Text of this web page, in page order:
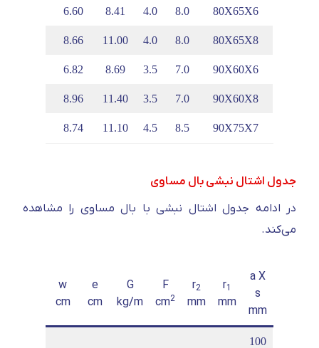
80X65X6
8.0
4.0
8.41
6.60
80X65X8
8.0
4.0
11.00
8.66
90X60X6
7.0
3.5
8.69
6.82
90X60X8
7.0
3.5
11.40
8.96
90X75X7
8.5
4.5
11.10
8.74
جدول اشتال نبشی بال مساوی
در ادامه جدول اشتال نبشی با بال مساوی را مشاهده
می‌کند.
a X
s
mm
r1
mm
r2
mm
F
cm2
G
kg/m
e
cm
w
cm
100